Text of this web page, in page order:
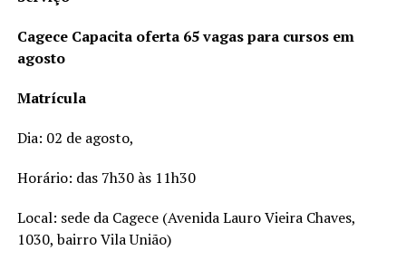
Cagece Capacita oferta 65 vagas para cursos em
agosto
Matrícula
Dia: 02 de agosto,
Horário: das 7h30 às 11h30
Local: sede da Cagece (Avenida Lauro Vieira Chaves,
1030, bairro Vila União)